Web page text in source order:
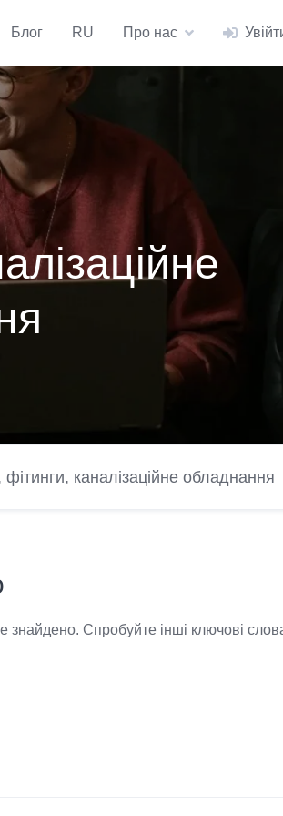
Блог RU Про нас
фітинги, каналізаційне обладнання
знайдено. Спробуйте інші ключові